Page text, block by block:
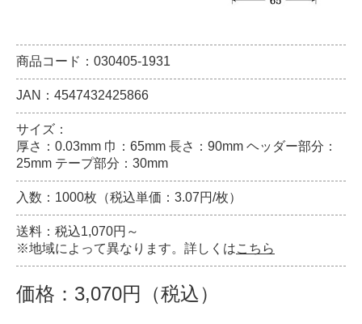
商品コード：030405-1931
JAN：4547432425866
サイズ：
厚さ：0.03mm 巾：65mm 長さ：90mm ヘッダー部分：
25mm テープ部分：30mm
入数：1000枚（税込単価：3.07円/枚）
送料：税込1,070円～
※地域によって異なります。詳しくはこちら
価格：3,070円（税込）